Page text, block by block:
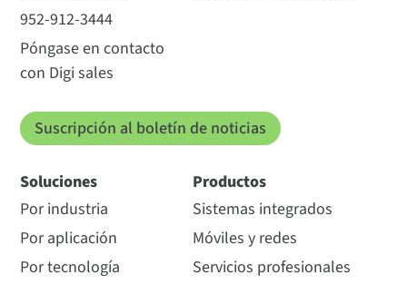
952-912-3444
Póngase en contacto
con Digi sales
Suscripción al boletín de noticias
Soluciones
Por industria
Por aplicación
Por tecnología
Productos
Sistemas integrados
Móviles y redes
Servicios profesionales